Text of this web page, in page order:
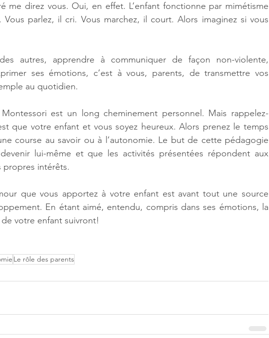
me direz vous. Oui, en effet. L’enfant fonctionne par mimétisme
Vous parlez, il cri. Vous marchez, il court. Alors imaginez si vous
autres, apprendre à communiquer de façon non-violente,
ses émotions, c’est à vous, parents, de transmettre vos
au quotidien.
est un long cheminement personnel. Mais rappelez-
que votre enfant et vous soyez heureux. Alors prenez le temps
course au savoir ou à l’autonomie. Le but de cette pédagogie
lui-même et que les activités présentées répondent aux
propres intérêts.
que vous apportez à votre enfant est avant tout une source
En étant aimé, entendu, compris dans ses émotions, la
votre enfant suivront!
Le rôle des parents